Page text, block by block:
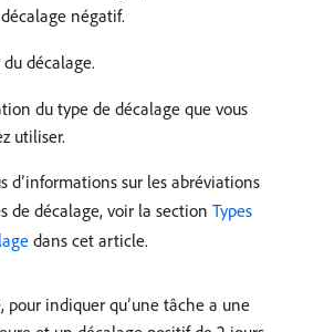
négatif.
décalage.
du type de décalage que vous
utiliser.
d’informations sur les abréviations
de décalage, voir la section Types
dans cet article.
pour indiquer qu’une tâche a une